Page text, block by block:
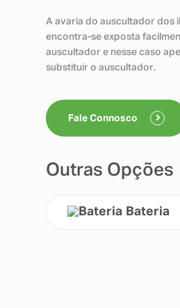
A avaria do auscultador dos
encontra-se exposta
auscultador e nesse caso
substituir o auscultador.
Fale Connosco
Outras Opções
Bateria